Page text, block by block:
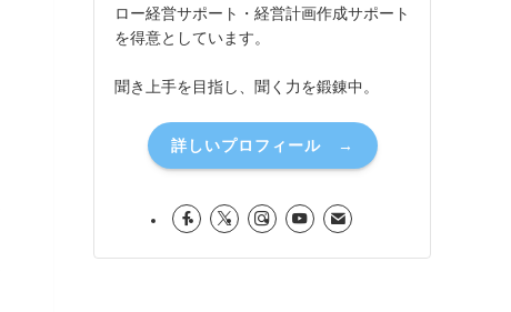
ロー経営サポート・経営計画作成サポート
を得意としています。
聞き上手を目指し、聞く力を鍛錬中。
詳しいプロフィール →